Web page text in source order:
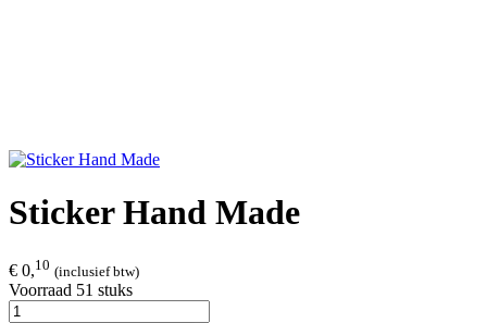
Sticker Hand Made
€ 0,10 (inclusief btw)
Voorraad 51 stuks